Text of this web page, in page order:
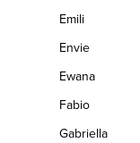
Emili
Envie
Ewana
Fabio
Gabriella